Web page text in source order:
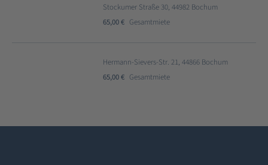
Stockumer Straße 30, 44982 Bochum
65,00 € Gesamtmiete
Hermann-Sievers-Str. 21, 44866 Bochum
65,00 € Gesamtmiete